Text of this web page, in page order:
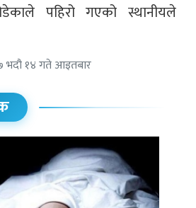
पहिरो गएको स्थानीयले
भदौ १४ गते आइतबार